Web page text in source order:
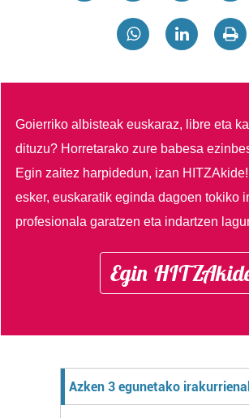
Goierriko albisteak euskaraz, libre eta
dituzu? Horretarako zure babesa
Egin zaitez harpidedun, izan
esker, euskaratik eginda dagoen tokiko
profesionala garatzen eta indartzen
Egin
Azken 3 egunetako